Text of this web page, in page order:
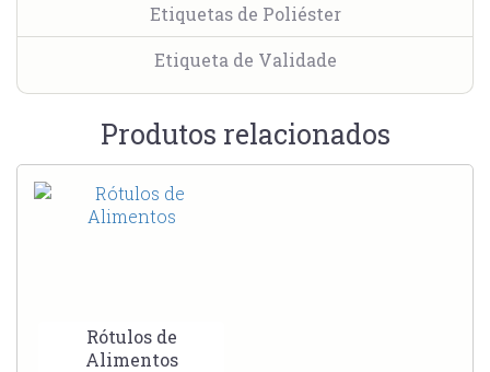
Etiquetas de Poliéster
Etiqueta de Validade
Produtos relacionados
Rótulos de
Alimentos